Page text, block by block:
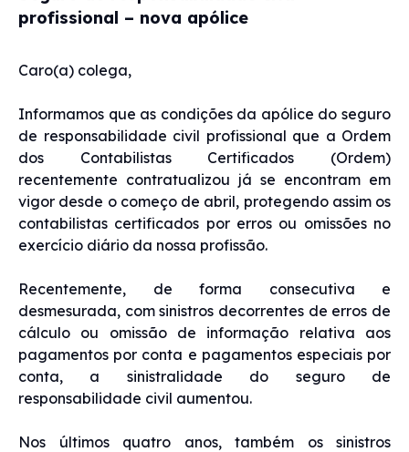
profissional – nova apólice
Caro(a) colega,
Informamos que as condições da apólice do seguro
de responsabilidade civil profissional que a Ordem
dos Contabilistas Certificados (Ordem)
recentemente contratualizou já se encontram em
vigor desde o começo de abril, protegendo assim os
contabilistas certificados por erros ou omissões no
exercício diário da nossa profissão.
Recentemente, de forma consecutiva e
desmesurada, com sinistros decorrentes de erros de
cálculo ou omissão de informação relativa aos
pagamentos por conta e pagamentos especiais por
conta, a sinistralidade do seguro de
responsabilidade civil aumentou.
Nos últimos quatro anos, também os sinistros